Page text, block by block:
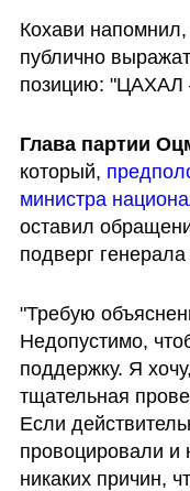
Кохави
публично
позицию: "ЦАХАЛ
Глава партии
который,
министра
оставил
подверг
"Требую
Недопустимо,
поддержку. Я
тщательная
Если
провоцировали и
никаких причин,